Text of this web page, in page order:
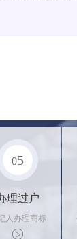
05
理过户
人办理商标
手续，交付